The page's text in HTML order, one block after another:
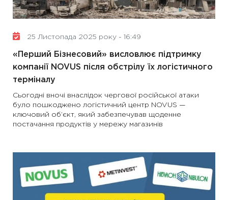
25 Листопада 2025 року - 16:49
«Перший Бізнесовий» висловлює підтримку
компанії NOVUS після обстрілу їх логістичного
терміналу
Сьогодні вночі внаслідок чергової російської атаки
було пошкоджено логістичний центр NOVUS —
ключовий об’єкт, який забезпечував щоденне
постачання продуктів у мережу магазинів